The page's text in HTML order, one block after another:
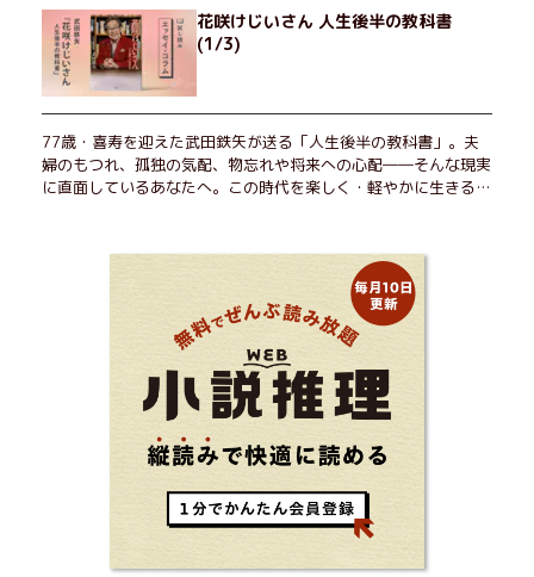
花咲けじいさん 人生後半の教科書
(1/3)
77歳・喜寿を迎えた武田鉄矢が送る「人生後半の教科書」。夫
婦のもつれ、孤独の気配、物忘れや将来への心配――そんな現実
に直面しているあなたへ。この時代を楽しく・軽やかに生きるヒ
ら！ 読むだけで前向きになれる一冊。